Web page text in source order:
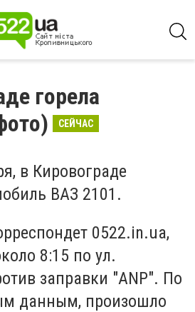
горела
СЕЙЧАС
в Кировограде
ВАЗ 2101.
0522.in.ua,
8:15 по ул.
заправки "ANP". По
данным, произошло